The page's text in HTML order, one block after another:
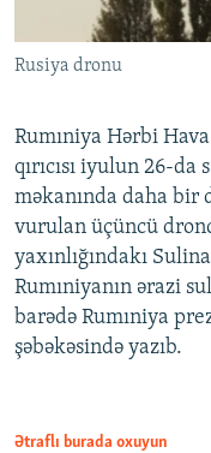
Rusiya dronu
Rumıniya Hərbi
qırıcısı iyulun 26-
məkanında daha bir
vurulan üçüncü
yaxınlığındakı
Rumıniyanın ərazi
barədə Rumıniya
şəbəkəsində yazıb.
Ətraflı burada oxuyun